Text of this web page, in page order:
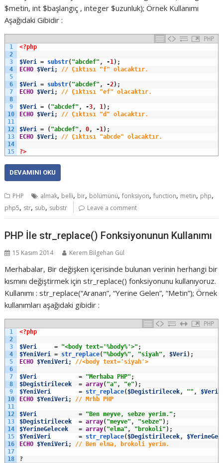
$metin, int $başlangıç , integer $uzunluk); Örnek Kullanımı
Aşağıdaki Gibidir :
PHP
1
2
3
4
5
6
7
8
9
10
11
12
13
14
15
<?php
$Veri = substr( "abcdef" , -1) ;
ECHO $Veri; // Çıktısı "f" olacaktır.
$Veri = substr( "abcdef" , -2) ;
ECHO $Veri; // Çıktısı "ef" olacaktır.
$Veri = ( "abcdef" , -3, 1) ;
ECHO $Veri; // Çıktısı "d" olacaktır.
$Veri = ( "abcdef" , 0, -1) ;
ECHO $Veri; // Çıktısı "abcde" olacaktır.
?>
DEVAMINI OKU
PHP almak, belli, bir, bölümünü,fonksiyon,function, metin, php,
php5, str, sub, substr Leave a comment
PHP İle str_replace() Fonksiyonunun Kullanımı
15 Kasım 2014 Kerem Bilgehan Gül
Merhabalar, Bir değişken içerisinde bulunan verinin herhangi bir
kısmını değiştirmek için str_replace() fonksiyonunu kullanıyoruz.
Kullanımı : str_replace(“Aranan”, “Yerine Gelen”, “Metin”); Örnek
kullanımları aşağıdaki gibidir :
PHP
1
2
3
4
5
6
7
8
9
10
11
12
13
14
15
16
17
18
<?php
$Veri = "<body text='%body%'>" ;
$YeniVeri
= str_replace("%body%" , "siyah" , $Veri ) ;
ECHO $YeniVeri ; //<body text='siyah'>
$Veri = "Merhaba PHP" ;
$Degistirilecek
= array("a" , "e" ) ;
$YeniVeri
= str_replace($Degistirilecek, "" , $Veri
ECHO $YeniVeri ; // Mrhb PHP
$Veri = "Ben meyve, sebze yerim." ;
$Degistirilecek
= array("meyve" , "sebze" ) ;
$YerineGelecek
= array("elma" , "brokoli" ) ;
$YeniVeri
= str_replace($Degistirilecek,
ECHO $YeniVeri ; // Ben elma, brokoli yerim.
?